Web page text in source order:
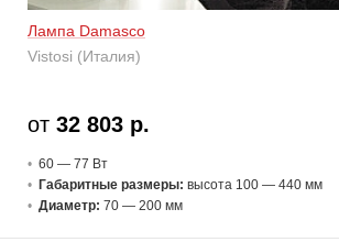
Лампа Damasco
Vistosi (Италия)
от 32 803 р.
60 — 77 Вт
Габаритные размеры: высота 100 — 440 мм
Диаметр: 70 — 200 мм